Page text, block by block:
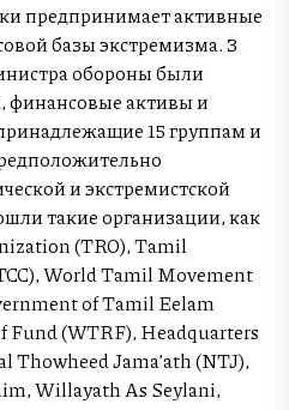
предпринимает активные
базы экстремизма. 3
обороны были
финансовые активы и
15 группам и
и экстремистской
такие организации, как
(TRO), Tamil
World Tamil Movement
of Tamil Eelam
(WTRF), Headquarters
Thowheed Jama’ath (NTJ),
Willayath As Seylani,